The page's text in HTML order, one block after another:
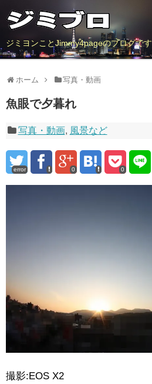
ジミヨンことJimmy4pageのブログです
ホーム 写真・動画
魚眼で夕暮れ
写真・動画, 風景など
error 0 0
撮影:EOS X2